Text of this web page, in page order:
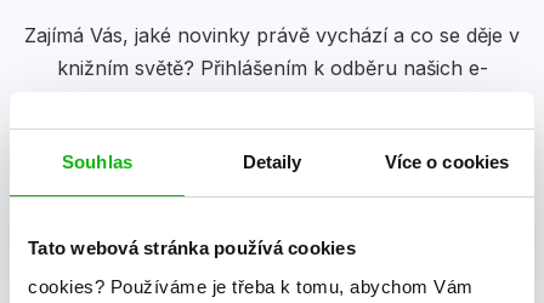
Souhlas Detaily Více o cookies
Tato webová stránka používá cookies
cookies? Používáme je třeba k tomu, abychom Vám
Zajímá Vás, jaké novinky právě vychází a co se děje v
knižním světě? Přihlášením k odběru našich e-
osobních údajů.
Vaše e-mailová adresa
Potvrdit